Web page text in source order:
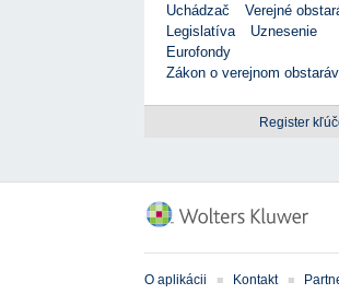
Uchádzač
Verejné
Legislatíva
Uznesenie
Eurofondy
Zákon o verejnom
Register
O aplikácii Kontakt